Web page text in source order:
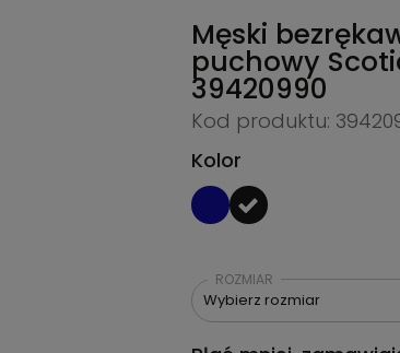
Męski
puchowy
39420990
Kod produktu:
Kolor
ROZMIAR
Wybierz rozmiar